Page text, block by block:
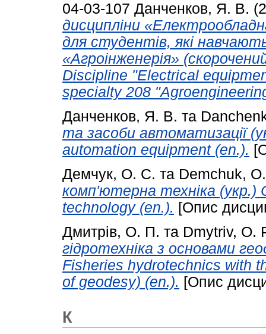
04-03-107 Данченков, Я. В.
дисципліни
для студентів, які
«Агроінженерія»
Discipline "Electrical
specialty 208
Данченков, Я. В. та
та засоби автоматизації
automation equipment (en.).
Демчук, О. С. та Demchuk,
комп'ютерна техніка (укр.)
technology (en.). [Опис
Дмитрів, О. П. та Dmytriv, O.
гідротехніка з основами
Fisheries hydrotechnics with
of geodesy) (en.). [Опис
К